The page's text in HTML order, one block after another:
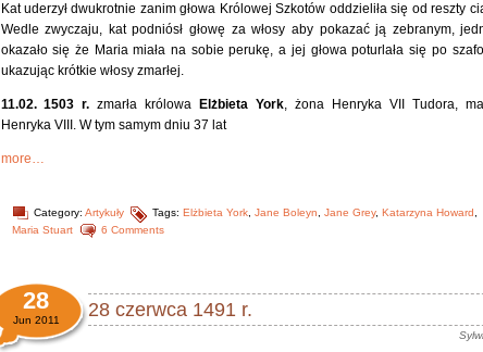
Kat uderzył dwukrotnie zanim głowa Królowej Szkotów oddzieliła się od reszty
Wedle zwyczaju, kat podniósł głowę za włosy aby pokazać ją zebranym,
okazało się że Maria miała na sobie perukę, a jej głowa poturlała się po
ukazując krótkie włosy zmarłej.
11.02. 1503 r. zmarła królowa Elżbieta York, żona Henryka VII Tudora,
Henryka VIII. W tym samym dniu 37 lat
more…
Category: Artykuły Tags: Elżbieta York, Jane Boleyn Jane Grey, Katarzyna Howard
Maria Stuart
6 Comments
28 czerwca 1491 r.
28
Jun 2011